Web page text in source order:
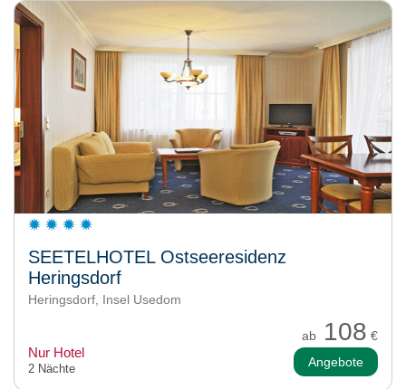
SEETELHOTEL Ostseeresidenz
Heringsdorf
Heringsdorf, Insel Usedom
ab 108 €
Nur Hotel
2 Nächte Angebote